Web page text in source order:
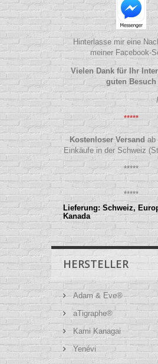
Hinterlasse mir eine
meiner Facebook-
Vielen Dank für Ihr
guten Besuch
*****
Kostenloser Versandab
Einkäufe in der Schweiz
*****
*****
Lieferung: Schweiz,
Kanada
HERSTELLER
Adam & Eve®
aTigraphe®
Kami Kanagai
Yenévi